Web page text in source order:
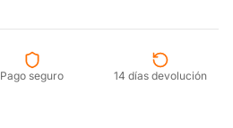
Pago seguro 14 días devolución